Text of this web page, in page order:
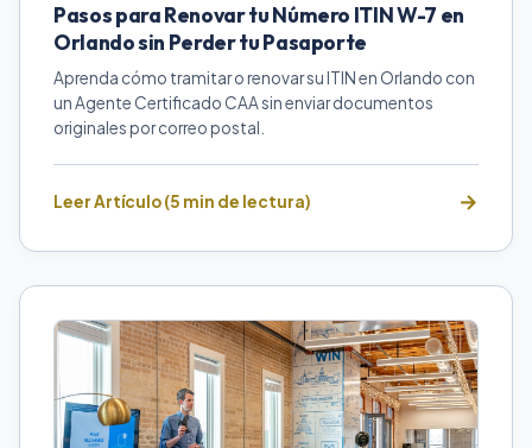
Pasos para Renovar tu Número ITIN W-7 en
Orlando sin Perder tu Pasaporte
Aprenda cómo tramitar o renovar su ITIN en Orlando con
un Agente Certificado CAA sin enviar documentos
originales por correo postal.
Leer Artículo (5 min de lectura)